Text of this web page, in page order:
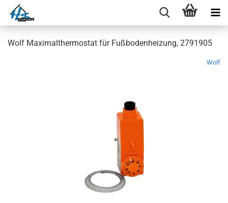
Wolf Maximalthermostat für Fußbodenheizung, 2791905
Wolf